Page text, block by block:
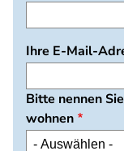
Ihre E-Mail-
Bitte nennen
wohnen